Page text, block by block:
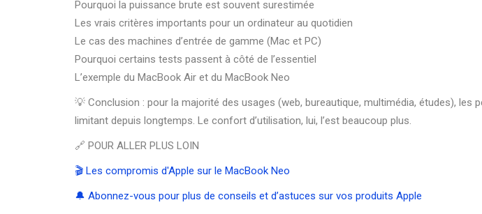
Pourquoi la puissance brute est souvent surestimée
Les vrais critères importants pour un ordinateur au quotidien
Le cas des machines d’entrée de gamme (Mac et PC)
Pourquoi certains tests passent à côté de l’essentiel
L’exemple du MacBook Air et du MacBook Neo
💡 Conclusion : pour la majorité des usages (web, bureautique, multimédia, études),
limitant depuis longtemps. Le confort d’utilisation, lui, l’est beaucoup plus.
🔗 POUR ALLER PLUS LOIN
🎬 Les compromis d'Apple sur le MacBook Neo
🔔 Abonnez-vous pour plus de conseils et d’astuces sur vos produits Apple